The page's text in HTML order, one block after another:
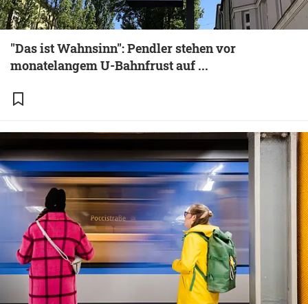
"Das ist Wahnsinn": Pendler stehen vor
monatelangem U-Bahnfrust auf ...